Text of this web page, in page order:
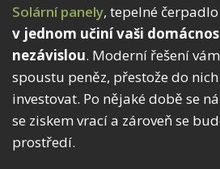
Solární panely, tepelné čerpadlo
v jednom učiní vaši
nezávislou. Moderní řešení
spoustu peněz, přestože do
investovat. Po nějaké době se
se ziskem vrací a zároveň se
prostředí.